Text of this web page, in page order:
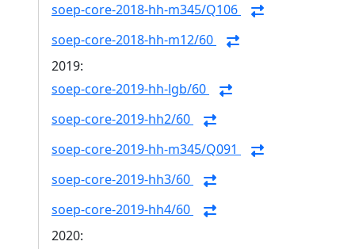
soep-core-2018-hh-m345/Q106
soep-core-2018-hh-m12/60
2019:
soep-core-2019-hh-lgb/60
soep-core-2019-hh2/60
soep-core-2019-hh-m345/Q091
soep-core-2019-hh3/60
soep-core-2019-hh4/60
2020: